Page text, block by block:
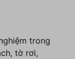
trong
tờ rơi,